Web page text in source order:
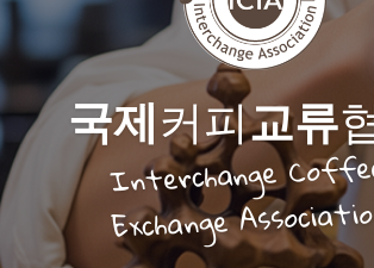
국제커피교류
Interchange
Exchange